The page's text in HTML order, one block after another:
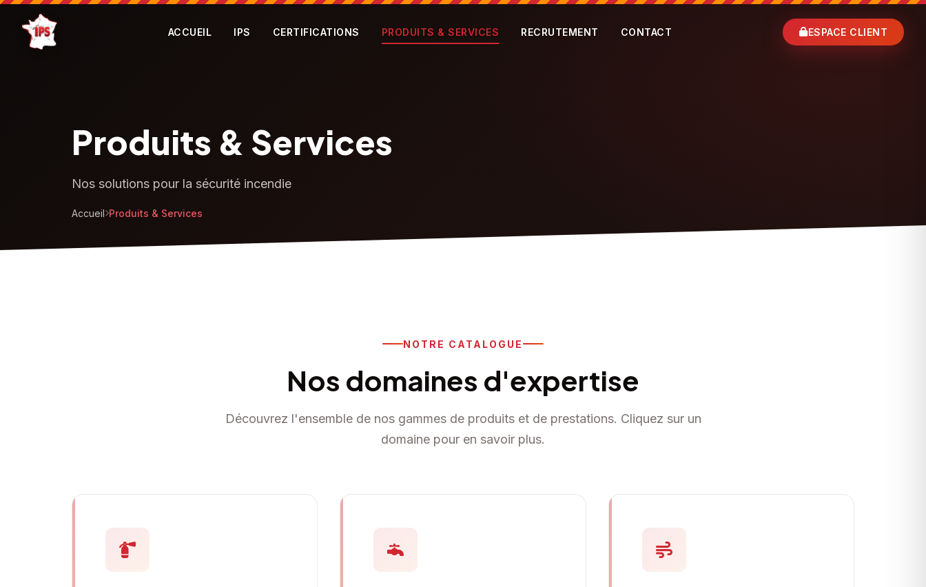
ACCUEIL IPS CERTIFICATIONS PRODUITS & SERVICES RECRUTEMENT CONTACT ESPACE CLIENT
Produits & Services
Nos solutions pour la sécurité incendie
Accueil Produits & Services
NOTRE CATALOGUE
Nos domaines d'expertise
Découvrez l'ensemble de nos gammes de produits et de prestations. Cliquez sur un
domaine pour en savoir plus.